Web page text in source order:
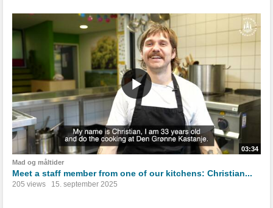
03:34
Mad og måltider
Meet a staff member from one of our kitchens: Christian...
205 views 15. september 2025